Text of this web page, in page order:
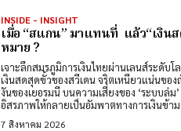
INSIDE - INSIGHT
เมื่อ “สแกน” มาแทนที่ แล้ว“เงิน
หมาย ?
เจาะลึกสมรภูมิการเงินไทยผ่านเลนส์ระดับโ
เงินสดสุดขั้วของสวีเดน จริตเหนียวแน่นขอ
งันของเยอรมนี บนความเสี่ยงของ ‘ระบบล่ม
อิสรภาพให้กลายเป็นอัมพาตทางการเงินข้า
7 สิงหาคม 2026